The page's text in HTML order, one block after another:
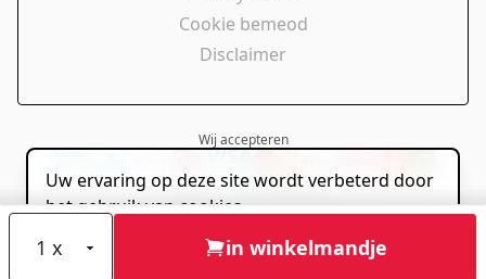
in winkelmandje
Cookie bemeod
Disclaimer
Wij accepteren
powered by
Uw ervaring op deze site wordt verbeterd door
het gebruik van cookies.
Sta cookies toe